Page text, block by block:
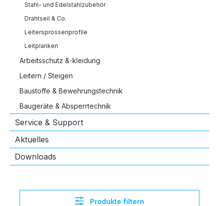
Stahl- und Edelstahlzubehör
Drahtseil & Co.
Leitersprossenprofile
Leitplanken
Arbeitsschutz &-kleidung
Leitern / Steigen
Baustoffe & Bewehrungstechnik
Baugeräte & Absperrtechnik
Service & Support
Aktuelles
Downloads
Produkte filtern